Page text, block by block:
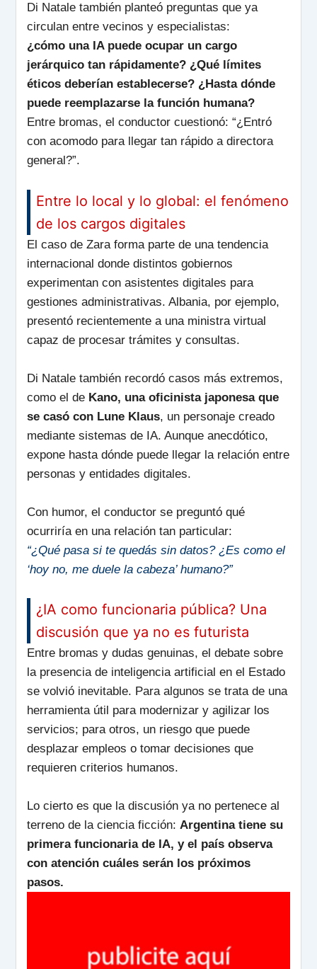
Di Natale también planteó preguntas que ya
circulan entre vecinos y especialistas:
¿cómo una IA puede ocupar un cargo
jerárquico tan rápidamente? ¿Qué límites
éticos deberían establecerse? ¿Hasta dónde
puede reemplazarse la función humana?
Entre bromas, el conductor cuestionó: “¿Entró
con acomodo para llegar tan rápido a directora
general?”.
Entre lo local y lo global: el fenómeno
de los cargos digitales
El caso de Zara forma parte de una tendencia
internacional donde distintos gobiernos
experimentan con asistentes digitales para
gestiones administrativas. Albania, por ejemplo,
presentó recientemente a una ministra virtual
capaz de procesar trámites y consultas.
Di Natale también recordó casos más extremos,
como el de Kano, una oficinista japonesa que
se casó con Lune Klaus, un personaje creado
mediante sistemas de IA. Aunque anecdótico,
expone hasta dónde puede llegar la relación entre
personas y entidades digitales.
Con humor, el conductor se preguntó qué
ocurriría en una relación tan particular:
“¿Qué pasa si te quedás sin datos? ¿Es como el
‘hoy no, me duele la cabeza’ humano?”
¿IA como funcionaria pública? Una
discusión que ya no es futurista
Entre bromas y dudas genuinas, el debate sobre
la presencia de inteligencia artificial en el Estado
se volvió inevitable. Para algunos se trata de una
herramienta útil para modernizar y agilizar los
servicios; para otros, un riesgo que puede
desplazar empleos o tomar decisiones que
requieren criterios humanos.
Lo cierto es que la discusión ya no pertenece al
terreno de la ciencia ficción:Argentina tiene su
primera funcionaria de IA, y el país observa
con atención cuáles serán los próximos
pasos.